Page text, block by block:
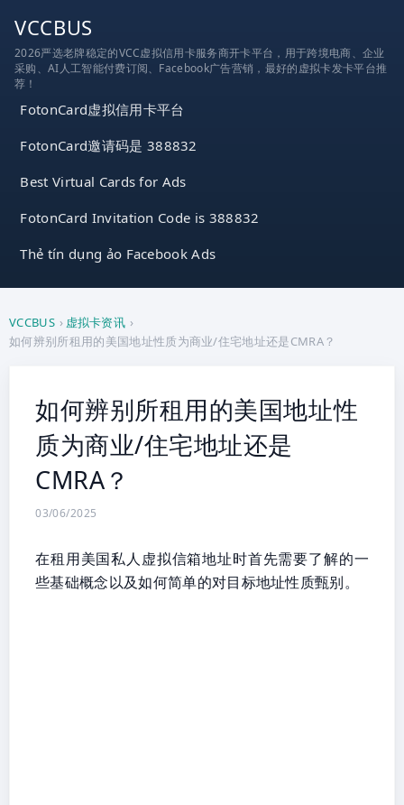
VCCBUS
2026严选老牌稳定的VCC虚拟信用卡服务商开卡平台，用于跨境电商、企业
采购、AI人工智能付费订阅、Facebook广告营销，最好的虚拟卡发卡平台推
荐！
FotonCard虚拟信用卡平台
FotonCard邀请码是 388832
Best Virtual Cards for Ads
FotonCard Invitation Code is 388832
Thẻ tín dụng ảo Facebook Ads
VCCBUS › 虚拟卡资讯 ›
如何辨别所租用的美国地址性质为商业/住宅地址还是CMRA？
如何辨别所租用的美国地址性
质为商业/住宅地址还是
CMRA？
03/06/2025
在租用美国私人虚拟信箱地址时首先需要了解的一
些基础概念以及如何简单的对目标地址性质甄别。